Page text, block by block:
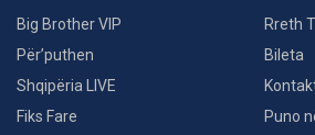
Big Brother VIP
Për’puthen
Shqipëria LIVE
Fiks Fare
Rreth
Bileta
Puno